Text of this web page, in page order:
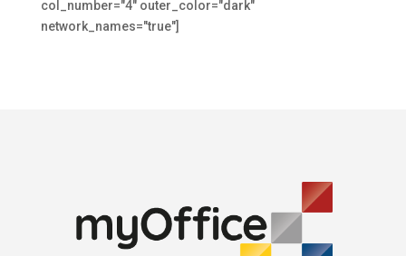
col_number="4" outer_color="dark"
network_names="true"]